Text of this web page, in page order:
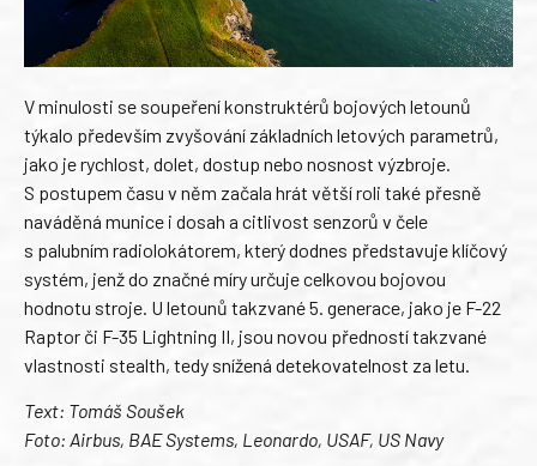
V minulosti se soupeření konstruktérů bojových letounů
týkalo především zvyšování základních letových parametrů,
jako je rychlost, dolet, dostup nebo nosnost výzbroje.
S postupem času v něm začala hrát větší roli také přesně
naváděná munice i dosah a citlivost senzorů v čele
s palubním radiolokátorem, který dodnes představuje klíčový
systém, jenž do značné míry určuje celkovou bojovou
hodnotu stroje. U letounů takzvané 5. generace, jako je F-22
Raptor či F-35 Lightning II, jsou novou předností takzvané
vlastnosti stealth, tedy snížená detekovatelnost za letu.
Text: Tomáš Soušek
Foto: Airbus, BAE Systems, Leonardo, USAF, US Navy